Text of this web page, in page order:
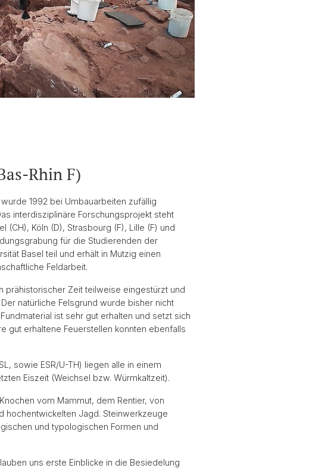
Rhin F)
1992 bei Umbauarbeiten zufällig
interdisziplinäre Forschungsprojekt steht
Köln (D), Strasbourg (F), Lille (F) und
für die Studierenden der
Basel teil und erhält in Mutzig einen
Feldarbeit.
prähistorischer Zeit teilweise eingestürzt und
natürliche Felsgrund wurde bisher nicht
ist sehr gut erhalten und setzt sich
gut erhaltene Feuerstellen konnten ebenfalls
sowie ESR/U-TH) liegen alle in einem
Eiszeit (Weichsel bzw. Würmkaltzeit).
vom Mammut, dem Rentier, von
hochentwickelten Jagd. Steinwerkzeuge
und typologischen Formen und
uns erste Einblicke in die Besiedelung